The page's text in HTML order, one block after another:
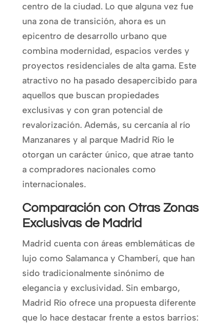
centro de la ciudad. Lo que alguna vez fue
una zona de transición, ahora es un
epicentro de desarrollo urbano que
combina modernidad, espacios verdes y
proyectos residenciales de alta gama. Este
atractivo no ha pasado desapercibido para
aquellos que buscan propiedades
exclusivas y con gran potencial de
revalorización. Además, su cercanía al río
Manzanares y al parque Madrid Río le
otorgan un carácter único, que atrae tanto
a compradores nacionales como
internacionales.
Comparación con Otras Zonas
Exclusivas de Madrid
Madrid cuenta con áreas emblemáticas de
lujo como Salamanca y Chamberí, que han
sido tradicionalmente sinónimo de
elegancia y exclusividad. Sin embargo,
Madrid Río ofrece una propuesta diferente
que lo hace destacar frente a estos barrios: